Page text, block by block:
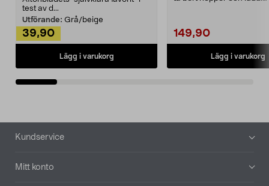
test av d...
Utförande: Grå/beige
39,90
Lägg i varukorg
149,90
Lägg i varukorg
Sidfot
Kundservice
Mitt konto